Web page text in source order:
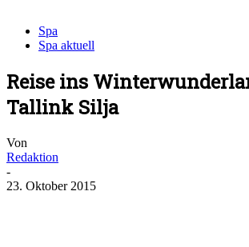
Spa
Spa aktuell
Reise ins
Tallink Silja
Von
Redaktion
-
23. Oktober 2015